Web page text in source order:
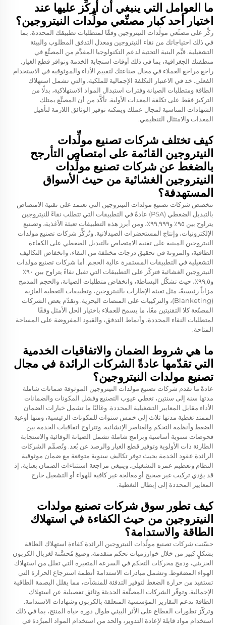
ما العوامل التي ينبغي أن أُركِّز عليها عند
اختيار أحد كبار مصنِّعي مولِّدات النيتروجين؟
ركِّز على مصنِّعي مولِّدات النيتروجين وفقًا لمتطلبات تطبيقك المحددة، بما
في ذلك احتياجاتك من نقاء النيتروجين ومعدل التدفق المطلوب والبيئة
التشغيلية. قيِّم البنية التحتية لدعم التكنولوجيا المقدَّم من المصنِّع في
منطقتك الجغرافية، بما في ذلك أوقات استجابة الخدمة وتوافر قطع الغيار.
راجع مراجع العملاء في مجال صناعتك لتقييم الأداء والموثوقية في الاستخدام
الفعلي. خذ في الاعتبار التكلفة الإجمالية للملكية، والتي تشمل استهلاك
الطاقة ومتطلبات الصيانة وفترات استبدال المواد الاستهلاكية، بدلًا من
التركيز فقط على تكلفة المعدات الأولية. تأكَّد من أن المصنِّع يمتلك
الشهادات المناسبة لمجال عملك ويمكنه توفير الوثائق اللازمة لتأهيل
المعدات والامتثال التنظيمي.
كيف تختلف شركات تصنيع مولِّدات
النيتروجين القائمة على امتصاص التأرجح
بالضغط عن شركات تصنيع مولِّدات
النيتروجين الغشائية من حيث الأسواق
المستهدفة؟
تتخصص شركات تصنيع مولدات النيتروجين التي تعتمد على تقنية الامتصاص
بالتبديل الضغطي (PSA) عادةً في التطبيقات التي تتطلب نقاءً للنيتروجين
يتراوح بين ٩٥٪ و٩٩,٩٩٩٪، ومن أبرز هذه التطبيقات تعبئة الأغذية، وتصنيع
الإلكترونيات، وإنتاج المستحضرات الصيدلانية. وتُركِّز شركات تصنيع مولدات
النيتروجين المبنية على تقنية الامتصاص بالتبديل الضغطي على الكفاءة
الطاقية، والمرونة في تحقيق درجات مختلفة من النقاء، وانخفاض التكاليف
التشغيلية في التطبيقات المستمرة عالية الحجم. أما شركات تصنيع مولدات
النيتروجين الغشائية فتركّز على التطبيقات التي تقبل نقاءً يتراوح بين ٩٠٪
و٩٩,٥٪، حيث تشكّل البساطة، وانخفاض متطلبات الصيانة، والحجم المدمج
مزاياً رئيسيةً، مثل تعبئة الإطارات بالنيتروجين، وتطبيقات التغطية الغازية
(Blanketing)، والتركيبات على المنصات البحرية. وتقدّم بعض الشركات
المصنّعة كلا التقنيتين معًا، ما يسمح للعملاء باختيار الحل الأمثل وفقًا
لمتطلبات النقاء المحددة، وأنماط التدفق، والقيود المفروضة على المساحة
المتاحة.
ما هي شروط الضمان والاتفاقيات الخدمية
التي تقدّمها عادةً الشركات الرائدة في مجال
تصنيع مولدات النيتروجين؟
عادةً ما تقدم شركات تصنيع مولدات النيتروجين الموثوقة ضمانات شاملة
مدتها سنة إلى سنتين، تغطي عيوب التصنيع وفشل المكونات والضمانات
الأداء مقابل المعايير التشغيلية المحددة. وغالبًا ما تشمل خيارات الضمان
الممتد تغطية مدتها ثلاث إلى خمس سنوات للمكونات الرئيسية، ومنها أوعية
الضغط وأنظمة التحكم والعناصر الإنشائية. وتتراوح اتفاقيات الخدمة بين
فحوصات سنوية أساسية وبرامج شاملة تشمل الصيانة الوقائية والاستجابة
الطارئة ذات الأولوية وتوفير قطع الغيار والرصد عن بُعد. وتُصمِّم الشركات
الرائدة عقود الخدمة بحيث توفر تكاليف سنوية متوقعة مع ضمان موثوقية
النظام وتعظيم عمره التشغيلي. وينبغي مراجعة استثناءات الضمان بعناية، إذ
قد يؤدي تركيب غير صحيح أو معالجة غير كافية للهواء أو التشغيل خارج
المعايير المحددة إلى إبطال التغطية.
كيف تطور سوق شركات تصنيع مولدات
النيتروجين من حيث الكفاءة في استهلاك
الطاقة والاستدامة؟
حسّنت شركات تصنيع مولّدات النيتروجين الرائدة كفاءة استهلاك الطاقة
بشكلٍ كبير من خلال خوارزميات تحكم متقدمة، وصيغ مُحسَّنة لغربال الكربون
الجزيئي، ودمج محركات التحكم في السرعة المتغيرة التي تقلل من استهلاك
الهواء المضغوط. وتشمل مبادرات الاستدامة أنظمة استرجاع الحرارة التي
تستفيد من حرارة الضغط لتوفير التدفئة للمنشآت، مما يقلل البصمة الطاقية
الإجمالية. وتوفّر الشركات المصنِّعة الحديثة وثائق تفصيلية عن استهلاك
الطاقة تدعم التقارير المؤسسية المتعلقة بالكربون وشهادات الاستدامة.
وتركّز تطورات القطاع على الأثر البيئي طوال دورة حياة المنتج، بما في ذلك
استخدام مواد قابلة لإعادة التدوير، والحد من استخدام المواد المبرِّدة في